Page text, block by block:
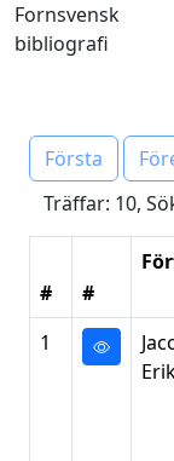
Fornsvensk
bibliografi
Första
Träffar: 10,
# #
1